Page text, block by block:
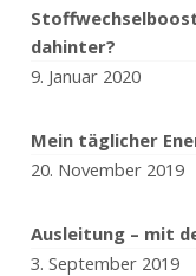
dahinter?
9. Januar 2020
Mein täglicher
20. November 2019
Ausleitung – mit
3. September 2019